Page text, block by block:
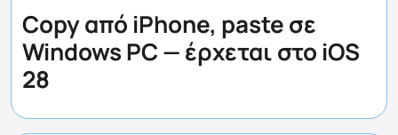
Copy από iPhone, paste σε
Windows PC — έρχεται στο iOS
28